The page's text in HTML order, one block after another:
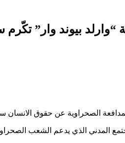
بيوند وار” تكّرم
الصحراوية عن حقوق
المدني الذي يدعم الشعب